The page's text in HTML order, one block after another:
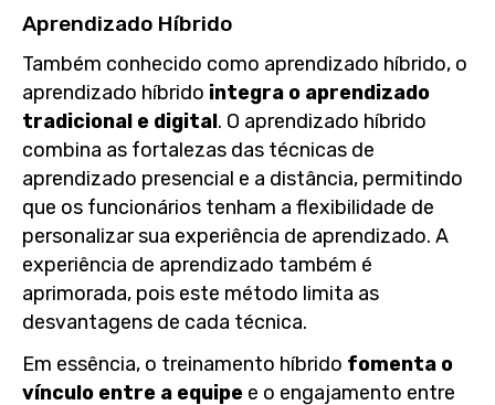
Aprendizado Híbrido
Também conhecido como aprendizado híbrido, o
aprendizado híbrido integra o aprendizado
tradicional e digital. O aprendizado híbrido
combina as fortalezas das técnicas de
aprendizado presencial e a distância, permitindo
que os funcionários tenham a flexibilidade de
personalizar sua experiência de aprendizado. A
experiência de aprendizado também é
aprimorada, pois este método limita as
desvantagens de cada técnica.
Em essência, o treinamento híbrido fomenta o
vínculo entre a equipe e o engajamento entre